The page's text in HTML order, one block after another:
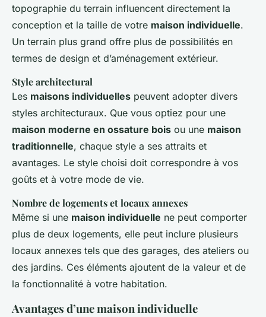
topographie du terrain influencent directement la
conception et la taille de votre maison individuelle.
Un terrain plus grand offre plus de possibilités en
termes de design et d’aménagement extérieur.
Style architectural
Les maisons individuelles peuvent adopter divers
styles architecturaux. Que vous optiez pour une
maison moderne en ossature bois ou une maison
traditionnelle, chaque style a ses attraits et
avantages. Le style choisi doit correspondre à vos
goûts et à votre mode de vie.
Nombre de logements et locaux annexes
Même si une maison individuelle ne peut comporter
plus de deux logements, elle peut inclure plusieurs
locaux annexes tels que des garages, des ateliers ou
des jardins. Ces éléments ajoutent de la valeur et de
la fonctionnalité à votre habitation.
Avantages d’une maison individuelle